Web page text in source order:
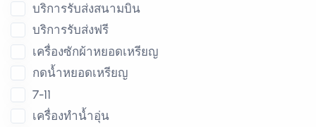
บริการรับส่งสนามบิน
บริการรับส่งฟรี
เครื่องซักผ้าหยอดเหรียญ
กดน้ำหยอดเหรียญ
7-11
เครื่องทำน้ำอุ่น